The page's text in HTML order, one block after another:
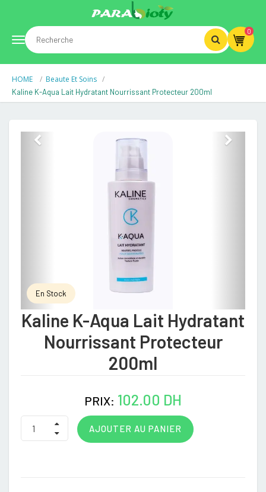
Toggle
navigation
0
HOME Beaute Et Soins
Kaline K-Aqua Lait Hydratant Nourrissant Protecteur 200ml
En Stock
Kaline K-Aqua Lait Hydratant
Nourrissant Protecteur
200ml
PRIX: 102.00 DH
AJOUTER AU PANIER